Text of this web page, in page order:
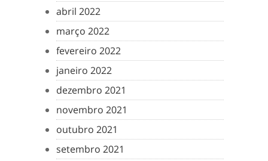
abril 2022
março 2022
fevereiro 2022
janeiro 2022
dezembro 2021
novembro 2021
outubro 2021
setembro 2021